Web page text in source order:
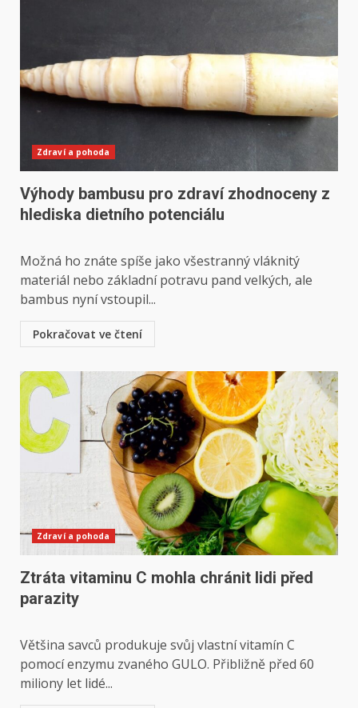
Zdraví a pohoda
Výhody bambusu pro zdraví zhodnoceny z
hlediska dietního potenciálu
Možná ho znáte spíše jako všestranný vláknitý
materiál nebo základní potravu pand velkých, ale
bambus nyní vstoupil...
Pokračovat ve čtení
Zdraví a pohoda
Ztráta vitaminu C mohla chránit lidi před
parazity
Většina savců produkuje svůj vlastní vitamín C
pomocí enzymu zvaného GULO. Přibližně před 60
miliony let lidé...